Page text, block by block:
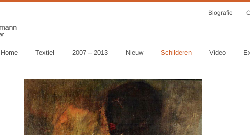
Biografie
Home Textiel 2007 – 2013 Nieuw Schilderen Video